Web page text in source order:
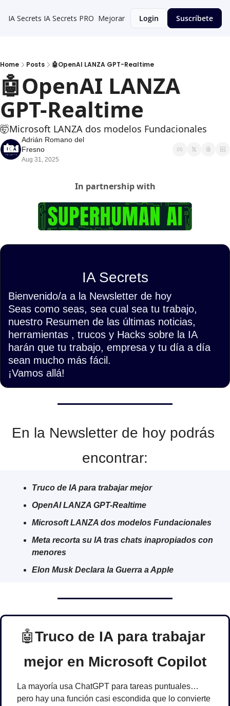
IA Secrets IA Secrets PRO Mejorar Login Suscríbete
Home Posts 🤖OpenAI LANZA GPT-Realtime
🤖OpenAI LANZA
GPT-Realtime
🤯Microsoft LANZA dos modelos Fundacionales
Adrián Romano del
Fresno
Aug 31, 2025
In partnership with
IA Secrets
Bienvenido/a a la Newsletter de hoy
Seas como seas, sea cual sea tu trabajo,
nuestro Resumen de las últimas noticias,
herramientas , trucos y Hacks sobre la IA
harán que tu trabajo, empresa y tu día a día
sean mucho más fácil.
¡Vamos allá!
En la Newsletter de hoy podrás
encontrar:
Truco de IA para trabajar mejor
OpenAI LANZA GPT-Realtime
Microsoft LANZA dos modelos Fundacionales
Meta recorta su IA tras chats inapropiados con
menores
Elon Musk Declara la Guerra a Apple
🤖Truco de IA para trabajar
mejor en Microsoft Copilot
La mayoría usa ChatGPT para tareas puntuales…
pero hay una función casi escondida que lo convierte